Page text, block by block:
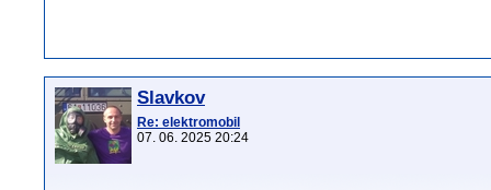
Slavkov
Re: elektromobil
07. 06. 2025 20:24